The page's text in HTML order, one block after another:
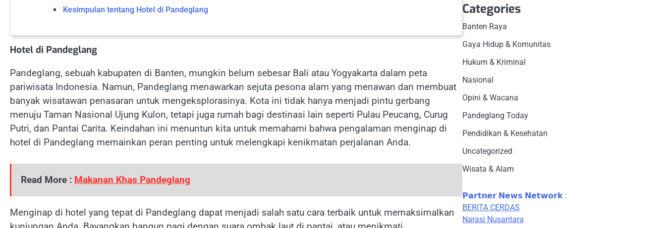
Kesimpulan tentang Hotel di Pandeglang
Hotel di Pandeglang
Pandeglang, sebuah kabupaten di Banten, mungkin belum sebesar Bali atau Yogyakarta dalam peta
pariwisata Indonesia. Namun, Pandeglang menawarkan sejuta pesona alam yang menawan dan membuat
banyak wisatawan penasaran untuk mengeksplorasinya. Kota ini tidak hanya menjadi pintu gerbang
menuju Taman Nasional Ujung Kulon, tetapi juga rumah bagi destinasi lain seperti Pulau Peucang, Curug
Putri, dan Pantai Carita. Keindahan ini menuntun kita untuk memahami bahwa pengalaman menginap di
hotel di Pandeglang memainkan peran penting untuk melengkapi kenikmatan perjalanan Anda.
Read More : Makanan Khas Pandeglang
Menginap di hotel yang tepat di Pandeglang dapat menjadi salah satu cara terbaik untuk memaksimalkan
Categories
Banten Raya
Gaya Hidup & Komunitas
Hukum & Kriminal
Nasional
Opini & Wacana
Pandeglang Today
Pendidikan & Kesehatan
Uncategorized
Wisata & Alam
𝗣𝗮𝗿𝘁𝗻𝗲𝗿 𝗡𝗲𝘄𝘀 𝗡𝗲𝘁𝘄𝗼𝗿𝗸 :
BERITA CERDAS
Narasi Nusantara